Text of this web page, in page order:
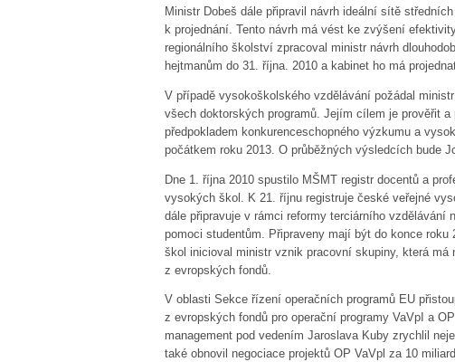
Ministr Dobeš dále připravil návrh ideální sítě
k projednání. Tento návrh má vést ke zvýšení
regionálního školství zpracoval ministr návrh
hejtmanům do 31. října. 2010 a kabinet ho má
V případě vysokoškolského vzdělávání požádal
všech doktorských programů. Jejím cílem je prověřit
předpokladem konkurenceschopného výzkumu a
počátkem roku 2013. O průběžných výsledcích bude
Dne 1. října 2010 spustilo MŠMT registr docentů a
vysokých škol. K 21. říjnu registruje české veřejné
dále připravuje v rámci reformy terciárního
pomoci studentům. Připraveny mají být do konce
škol inicioval ministr vznik pracovní skupiny, která
z evropských fondů.
V oblasti Sekce řízení operačních programů EU
z evropských fondů pro operační programy VaVpI a
management pod vedením Jaroslava Kuby zrychlil
také obnovil negociace projektů OP VaVpl za 10